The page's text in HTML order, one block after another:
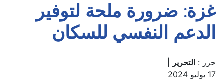
غزة: ضرورة ملحة لتوفير
الدعم النفسي للسكان
حرر : التحرير
17 يوليو 2024